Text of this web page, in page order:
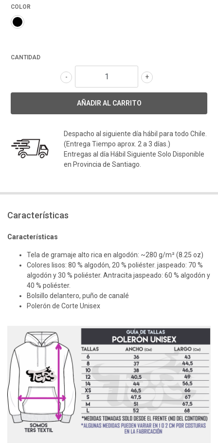
COLOR
CANTIDAD
+
-
Despacho al siguiente día hábil para todo Chile.
(Entrega Tiempo aprox. 2 a 3 días.)
Entregas al día Hábil Siguiente Solo Disponible
en Provincia de Santiago.
Características
Características
Tela de gramaje alto rica en algodón: ~280 g/m² (8.25 oz)
Colores lisos: 80 % algodón, 20 % poliéster. jaspeado: 70 %
algodón y 30 % poliéster. Antracita jaspeado: 60 % algodón y
40 % poliéster.
Bolsillo delantero, puño de canalé
Polerón de Corte Unisex